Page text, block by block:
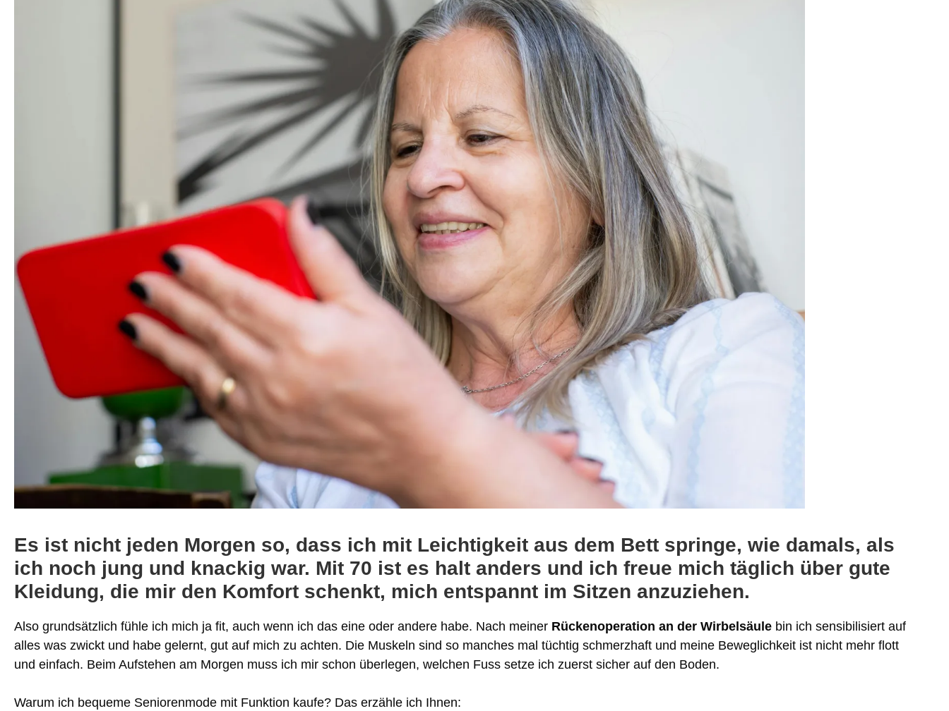
Es ist nicht jeden Morgen so, dass ich mit Leichtigkeit aus dem Bett springe, wie damals, als
ich noch jung und knackig war. Mit 70 ist es halt anders und ich freue mich täglich über gute
Kleidung, die mir den Komfort schenkt, mich entspannt im Sitzen anzuziehen.
Also grundsätzlich fühle ich mich ja fit, auch wenn ich das eine oder andere habe. Nach meiner Rückenoperation an der Wirbelsäule bin ich sensibilisiert auf
alles was zwickt und habe gelernt, gut auf mich zu achten. Die Muskeln sind so manches mal tüchtig schmerzhaft und meine Beweglichkeit ist nicht mehr flott
und einfach. Beim Aufstehen am Morgen muss ich mir schon überlegen, welchen Fuss setze ich zuerst sicher auf den Boden.
Warum ich bequeme Seniorenmode mit Funktion kaufe? Das erzähle ich Ihnen: